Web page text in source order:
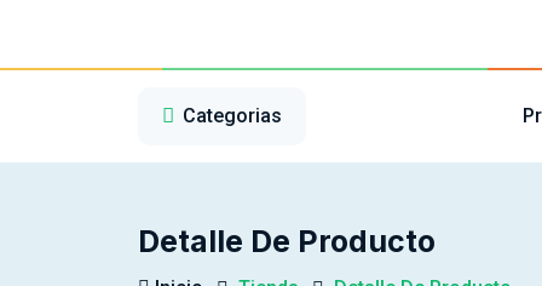
Categorias
Detalle De Producto